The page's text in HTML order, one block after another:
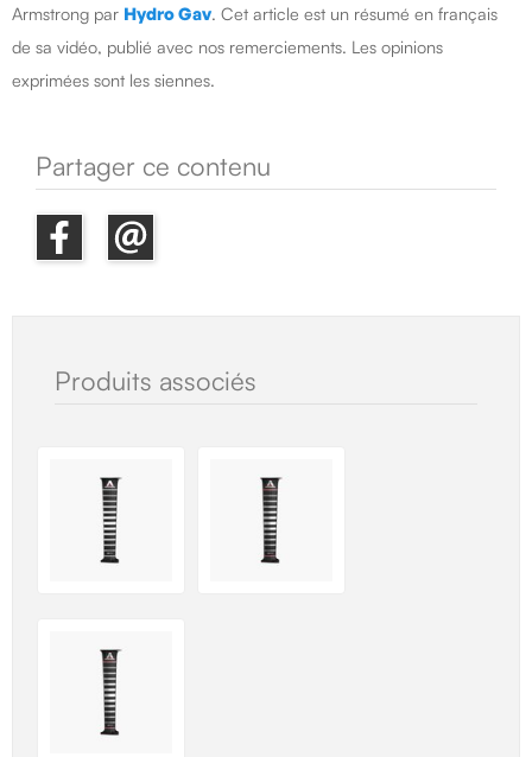
Armstrong par Hydro Gav. Cet article est un résumé en français
de sa vidéo, publié avec nos remerciements. Les opinions
exprimées sont les siennes.
Partager ce contenu
Produits associés